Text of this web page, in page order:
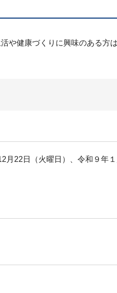
や健康づくりに興味のある方
月22日（火曜日）、令和９年１